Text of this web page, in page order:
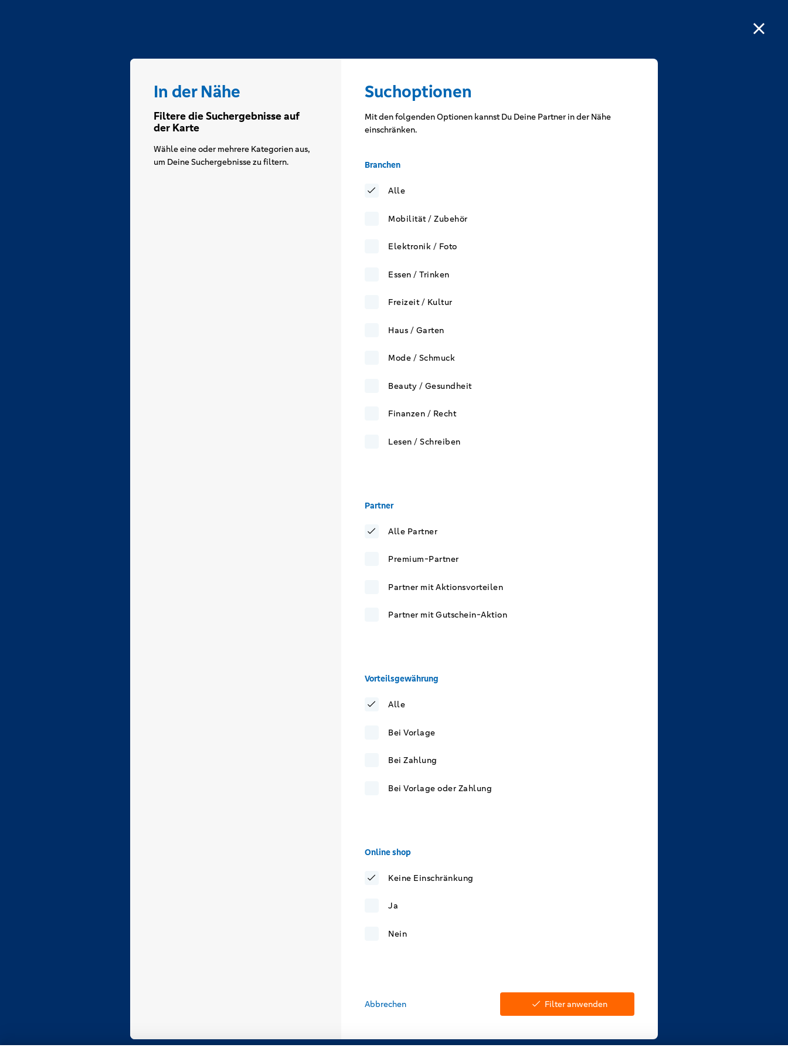
In der Nähe
Filtere die Suchergebnisse auf
der Karte
Wähle eine oder mehrere Kategorien aus,
um Deine Suchergebnisse zu filtern.
Suchoptionen
Mit den folgenden Optionen kannst Du Deine Partner in der Nähe
einschränken.
Branchen
Alle
Mobilität / Zubehör
Elektronik / Foto
Essen / Trinken
Freizeit / Kultur
Haus / Garten
Mode / Schmuck
Beauty / Gesundheit
Finanzen / Recht
Lesen / Schreiben
Partner
Alle Partner
Premium-Partner
Partner mit Aktionsvorteilen
Partner mit Gutschein-Aktion
Vorteilsgewährung
Alle
Bei Vorlage
Bei Zahlung
Bei Vorlage oder Zahlung
Online shop
Keine Einschränkung
Ja
Nein
Abbrechen Filter anwenden